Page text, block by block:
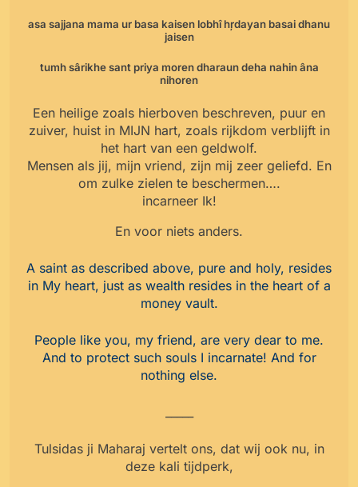
asa sajjana mama ur basa kaisen lobhî hŗdayan basai dhanu
jaisen
tumh sârikhe sant priya moren dharaun deha nahin âna
nihoren
Een heilige zoals hierboven beschreven, puur en
zuiver, huist in MIJN hart, zoals rijkdom verblijft in
het hart van een geldwolf.
Mensen als jij, mijn vriend, zijn mij zeer geliefd. En
om zulke zielen te beschermen….
incarneer Ik!
En voor niets anders.
A saint as described above, pure and holy, resides
in My heart, just as wealth resides in the heart of a
money vault.
People like you, my friend, are very dear to me.
And to protect such souls I incarnate! And for
nothing else.
Tulsidas ji Maharaj vertelt ons, dat wij ook nu, in
deze kali tijdperk,